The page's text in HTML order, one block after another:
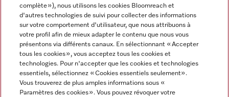
Informations légales
CGV
Miele sur Instagram
Miele sur Youtube
complète »), nous utilisons les cookies Bloomreach et
d'autres technologies de suivi pour collecter des informations
sur votre comportement d'utilisateur, que nous attribuons à
votre profil afin de mieux adapter le contenu que nous vous
présentons via différents canaux. En sélectionnant « Accepter
tous les cookies », vous acceptez tous les cookies et
technologies. Pour n'accepter que les cookies et technologies
essentiels, sélectionnez « Cookies essentiels seulement».
Vous trouverez de plus amples informations sous «
Paramètres des cookies ». Vous pouvez révoquer votre